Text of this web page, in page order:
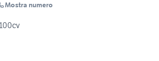
Mostra numero